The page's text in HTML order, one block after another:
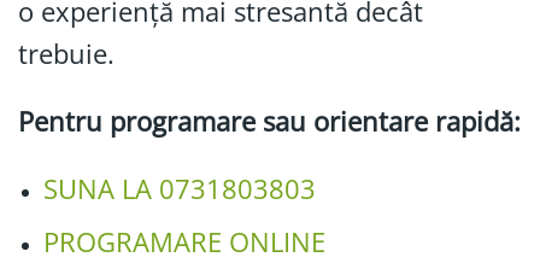
o experiență mai stresantă decât
trebuie.
Pentru programare sau orientare rapidă:
SUNA LA 0731803803
PROGRAMARE ONLINE